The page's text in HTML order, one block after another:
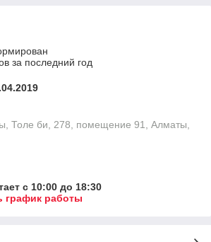
за последний год
Толе би, 278, помещение 91, Алматы,
с 10:00 до 18:30
график работы